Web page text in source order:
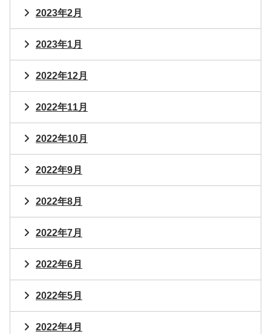
2023年2月
2023年1月
2022年12月
2022年11月
2022年10月
2022年9月
2022年8月
2022年7月
2022年6月
2022年5月
2022年4月